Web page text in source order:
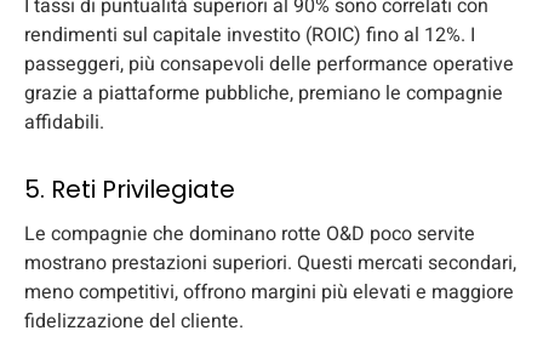
I tassi di puntualità superiori al 90% sono correlati con
rendimenti sul capitale investito (ROIC) fino al 12%. I
passeggeri, più consapevoli delle performance operative
grazie a piattaforme pubbliche, premiano le compagnie
affidabili.
5. Reti Privilegiate
Le compagnie che dominano rotte O&D poco servite
mostrano prestazioni superiori. Questi mercati secondari,
meno competitivi, offrono margini più elevati e maggiore
fidelizzazione del cliente.